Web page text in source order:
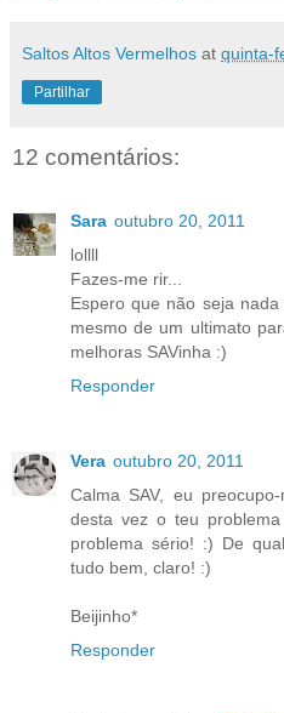
Saltos Altos Vermelhos at quinta-
Partilhar
12 comentários:
Sara outubro 20, 2011
lollll
Fazes-me rir...
Espero que não seja
mesmo de um ultimato
melhoras SAVinha :)
Responder
Vera outubro 20, 2011
Calma SAV, eu
desta vez o teu
problema sério! :) De
tudo bem, claro! :)
Beijinho*
Responder